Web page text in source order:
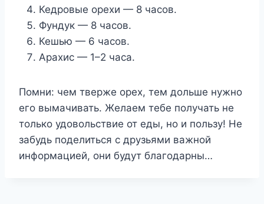
Кедровые орехи — 8 часов.
Фундук — 8 часов.
Кешью — 6 часов.
Арахис — 1–2 часа.
Помни: чем тверже орех, тем дольше нужно
его вымачивать. Желаем тебе получать не
только удовольствие от еды, но и пользу! Не
забудь поделиться с друзьями важной
информацией, они будут благодарны…